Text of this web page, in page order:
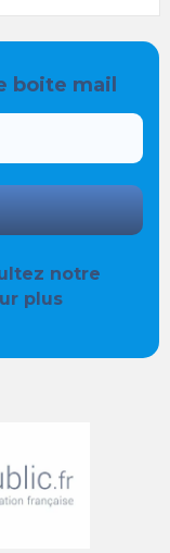
boite mail
notre
plus